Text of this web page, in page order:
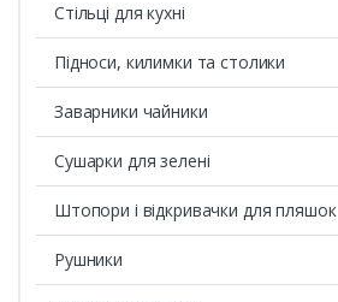
Стільці для кухні
Підноси, килимки та столики
Заварники чайники
Сушарки для зелені
Штопори і відкривачки для пляшок
Рушники